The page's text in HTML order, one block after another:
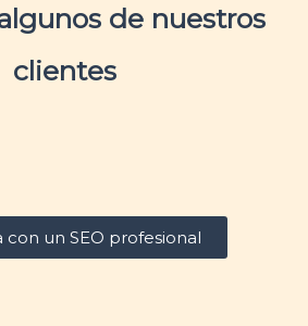
de nuestros
clientes
con un SEO profesional